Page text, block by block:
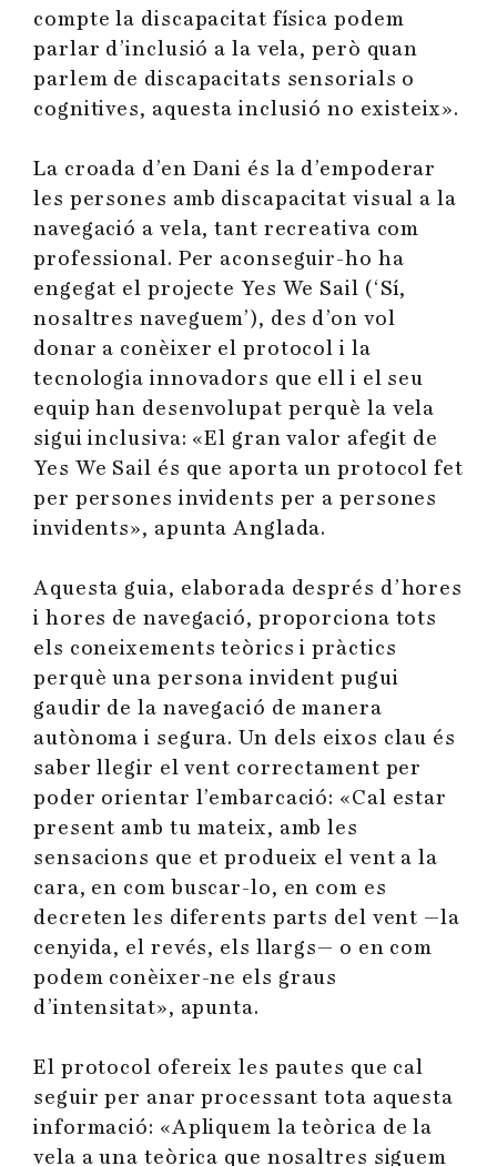
compte la discapacitat física podem
parlar d’inclusió a la vela, però quan
parlem de discapacitats sensorials o
cognitives, aquesta inclusió no existeix».
La croada d’en Dani és la d’empoderar
les persones amb discapacitat visual a la
navegació a vela, tant recreativa com
professional. Per aconseguir-ho ha
engegat el projecte Yes We Sail (‘Sí,
nosaltres naveguem’), des d’on vol
donar a conèixer el protocol i la
tecnologia innovadors que ell i el seu
equip han desenvolupat perquè la vela
sigui inclusiva: «El gran valor afegit de
Yes We Sail és que aporta un protocol fet
per persones invidents per a persones
invidents», apunta Anglada.
Aquesta guia, elaborada després d’hores
i hores de navegació, proporciona tots
els coneixements teòrics i pràctics
perquè una persona invident pugui
gaudir de la navegació de manera
autònoma i segura. Un dels eixos clau és
saber llegir el vent correctament per
poder orientar l’embarcació: «Cal estar
present amb tu mateix, amb les
sensacions que et produeix el vent a la
cara, en com buscar-lo, en com es
decreten les diferents parts del vent —la
cenyida, el revés, els llargs— o en com
podem conèixer-ne els graus
d’intensitat», apunta.
El protocol ofereix les pautes que cal
seguir per anar processant tota aquesta
informació: «Apliquem la teòrica de la
vela a una teòrica que nosaltres siguem